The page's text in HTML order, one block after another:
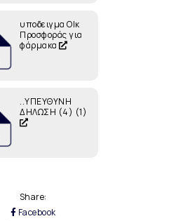
υποδειγμα ΟΙκ
Προσφοράς για
φάρμακα
..ΥΠΕΥΘΥΝΗ
ΔΗΛΩΣΗ (4) (1)
Share:
Facebook